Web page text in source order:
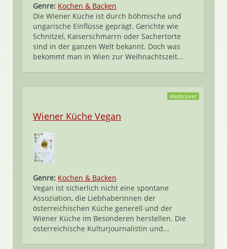
Genre: Kochen & Backen
Die Wiener Küche ist durch böhmische und
ungarische Einflüsse geprägt. Gerichte wie
Schnitzel, Kaiserschmarrn oder Sachertorte
sind in der ganzen Welt bekannt. Doch was
bekommt man in Wien zur Weihnachtszeit...
Hardcover
Wiener Küche Vegan
Genre: Kochen & Backen
Vegan ist sicherlich nicht eine spontane
Assoziation, die LiebhaberInnen der
österreichischen Küche generell und der
Wiener Küche im Besonderen herstellen. Die
österreichische Kulturjournalistin und...